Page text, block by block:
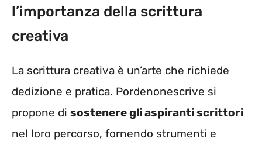
l’importanza della scrittura
creativa
La scrittura creativa è un’arte che richiede
dedizione e pratica. Pordenonescrive si
propone di sostenere gli aspiranti scrittori
nel loro percorso, fornendo strumenti e